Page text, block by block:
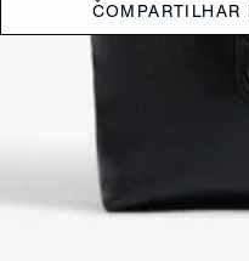
Atemporal, elegante e
é perfeita para te acompanhar
alto relevo destaca o modelo,
entrelaçado deixa esse modelo
fechamento de zíper para